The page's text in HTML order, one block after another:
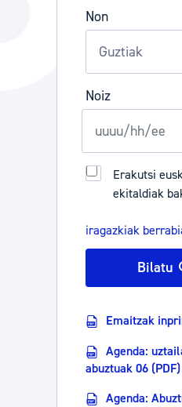
Hiria orain
Hiria ezagutu
Etorkizuneko hiria
Non
Noiz
Erakutsi
ekitaldiak
iragazkiak
Bilatu
Emaitzak
Agenda:
abuztuak 06 (PDF)
Agenda: